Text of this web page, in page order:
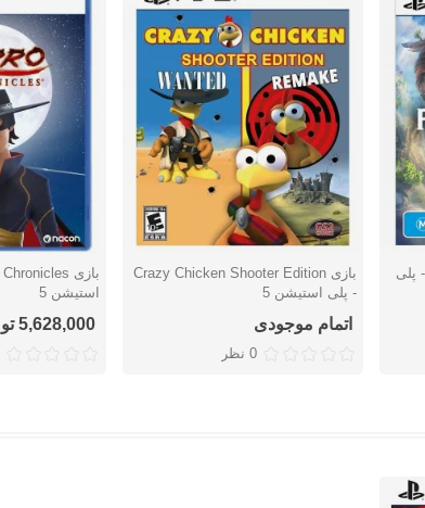
بازی Immortals: Fenyx Rising - پلی
دوست داشتن
بازی Crazy Chicken Shooter Edition
- پلی استیشن 5
اتمام موجودی
0 نظر
دوست
استیشن 5
5,628,000 تومان